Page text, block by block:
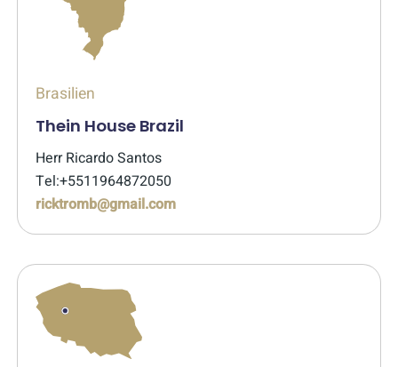
Brasilien
Thein House Brazil
Herr Ricardo Santos
Tel:+5511964872050
ricktromb@gmail.com